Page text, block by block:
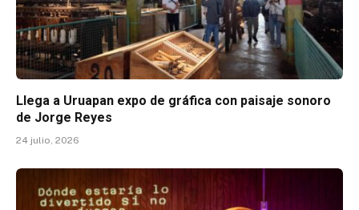
Llega a Uruapan expo de gráfica con paisaje sonoro
de Jorge Reyes
24 julio, 2026